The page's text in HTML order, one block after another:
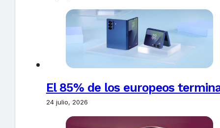
El 85% de los europeos
24 julio, 2026